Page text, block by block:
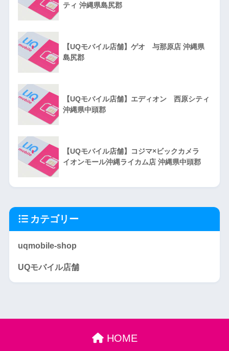
ティ 沖縄県島尻郡
【UQモバイル店舗】ゲオ 与那原店 沖縄県
島尻郡
【UQモバイル店舗】エディオン 西原シティ
沖縄県中頭郡
【UQモバイル店舗】コジマ×ビックカメラ
イオンモール沖縄ライカム店 沖縄県中頭郡
カテゴリー
uqmobile-shop
UQモバイル店舗
HOME